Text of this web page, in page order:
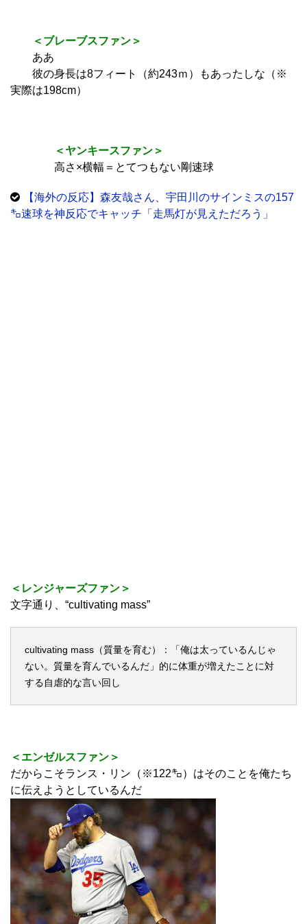
＜ブレーブスファン＞
ああ
彼の身長は8フィート（約243ｍ）もあったしな（※
実際は198cm）
＜ヤンキースファン＞
高さ×横幅＝とてつもない剛速球
【海外の反応】森友哉さん、宇田川のサインミスの157
㌔速球を神反応でキャッチ「走馬灯が見えただろう」
＜レンジャーズファン＞
文字通り、“cultivating mass”
cultivating mass（質量を育む）：「俺は太っているんじゃ
ない。質量を育んでいるんだ」的に体重が増えたことに対
する自虐的な言い回し
＜エンゼルスファン＞
だからこそランス・リン（※122㌔）はそのことを俺たち
に伝えようとしているんだ